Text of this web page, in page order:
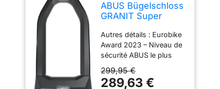
ABUS Bügelschloss
GRANIT Super
2500/165HB230 +
USH2500
Autres détails : Eurobike
Award 2023 – Niveau de
sécurité ABUS le plus
vélo – Revêtement en
plastique pour protéger
299,95 €
289,63 €